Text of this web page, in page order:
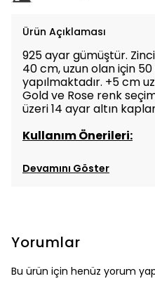
Ürün Açıklaması
925 ayar gümüştür.
40 cm, uzun olan için
yapılmaktadır. +5 cm
Gold ve Rose renk
üzeri 14 ayar altın
Kullanım Önerileri:
Devamını Göster
Yorumlar
Bu ürün için henüz yorum